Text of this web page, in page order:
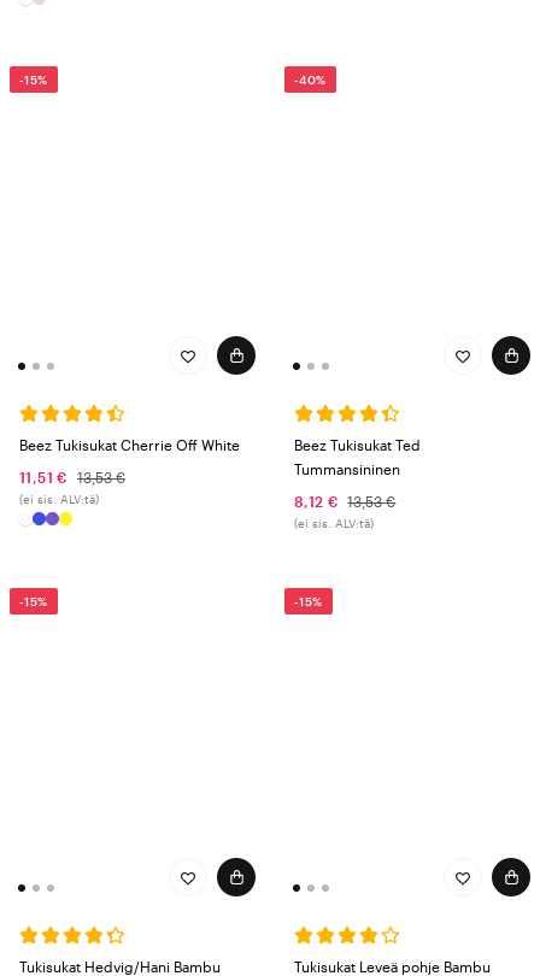
-15%
Beez Tukisukat Cherrie Off White
11,51 €
13,53 €
(ei sis. ALV:tä)
-40%
Beez Tukisukat Ted
Tummansininen
8,12 €
13,53 €
(ei sis. ALV:tä)
-15%
Tukisukat Hedvig/Hani Bambu
-15%
Tukisukat Leveä pohje Bambu